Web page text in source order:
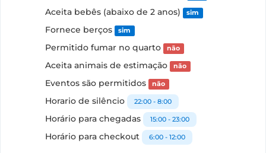
Aceita bebês (abaixo de 2 anos) sim
Fornece berços sim
Permitido fumar no quarto não
Aceita animais de estimação não
Eventos são permitidos não
Horario de silêncio 22:00 - 8:00
Horário para chegadas 15:00 - 23:00
Horário para checkout 6:00 - 12:00